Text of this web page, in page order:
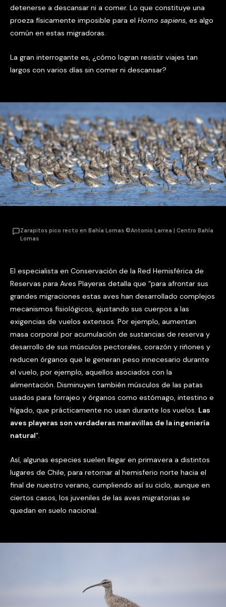
detenerse a descansar ni a comer. Lo que constituye una
proeza físicamente imposible para el Homo sapiens, es algo
común en estas migradoras.
La gran interrogante es, ¿cómo logran resistir viajes tan
largos con varios días sin comer ni descansar?
Zarapitos pico recto en Bahía Lomas ©Antonio Larrea | Centro Bahía
Lomas
El especialista en Conservación de la Red Hemisférica de
Reservas para Aves Playeras detalla que “para afrontar sus
grandes migraciones estas aves han desarrollado complejos
mecanismos fisiológicos, ajustando sus cuerpos a las
exigencias de vuelos extensos. Por ejemplo, aumentan
masa corporal por acumulación de sustancias de reserva y
desarrollo de sus músculos pectorales, corazón y riñones y
reducen órganos que le generan peso innecesario durante
el vuelo, por ejemplo, aquellos asociados con la
alimentación. Disminuyen también músculos de las patas
usados para forrajeo y órganos como estómago, intestino e
hígado, que prácticamente no usan durante los vuelos. Las
aves playeras son verdaderas maravillas de la ingeniería
natural”.
Así, algunas especies suelen llegar en primavera a distintos
lugares de Chile, para retornar al hemisferio norte hacia el
final de nuestro verano, cumpliendo así su ciclo, aunque en
ciertos casos, los juveniles de las aves migratorias se
quedan en suelo nacional.